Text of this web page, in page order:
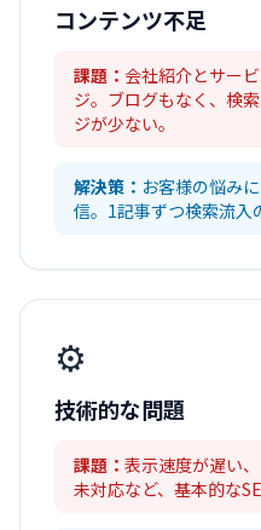
コンテンツ不足
課題： 会社紹介とサー
ジ。ブログもなく、検
ジが少ない。
解決策： お客様の悩み
信。1記事ずつ検索流入
⚙️
技術的な問題
課題： 表示速度が遅い
未対応など、基本的な